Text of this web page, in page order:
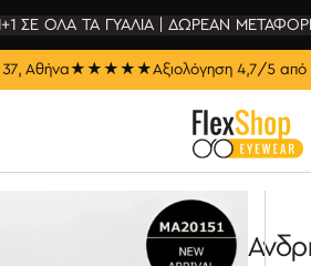
ΣΕ ΟΛΑ ΤΑ ΓΥΑΛΙΑ | ΔΩΡΕΑΝ
Αθήνα★★★★★Αξιολόγηση 4,7/5 από